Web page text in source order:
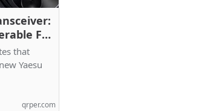
FT-
that
Yaesu
qrper.com